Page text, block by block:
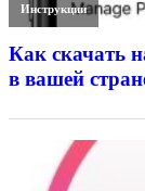
Инструкции
Как скачать
в вашей